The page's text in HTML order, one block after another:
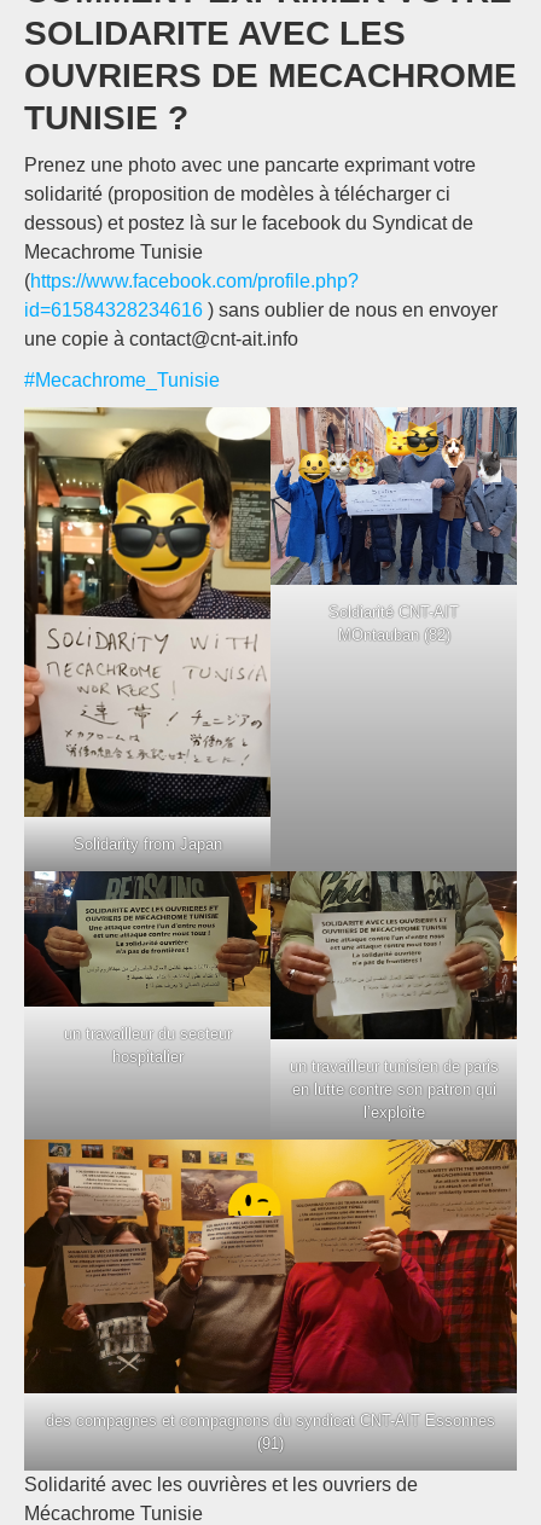
SOLIDARITE AVEC LES
OUVRIERS DE MECACHROME
TUNISIE ?
Prenez une photo avec une pancarte exprimant votre
solidarité (proposition de modèles à télécharger ci
dessous) et postez là sur le facebook du Syndicat de
Mecachrome Tunisie
(https://www.facebook.com/profile.php?
id=61584328234616 ) sans oublier de nous en envoyer
une copie à contact@cnt-ait.info
#Mecachrome_Tunisie
Solidarity from Japan
Soldiarité CNT-AIT
MOntauban (82)
un travailleur du secteur
hospitalier
un travailleur tunisien de paris
en lutte contre son patron qui
l’exploite
des compagnes et compagnons du syndicat CNT-AIT Essonnes
(91)
Solidarité avec les ouvrières et les ouvriers de
Mécachrome Tunisie